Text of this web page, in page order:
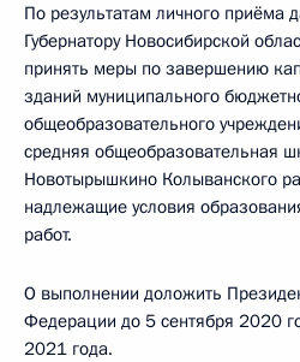
По результатам личного приёма
Губернатору Новосибирской
принять меры по завершению
зданий муниципального
общеобразовательного
средняя общеобразовательная
Новотырышкино Колыванского
надлежащие условия
работ.
О выполнении доложить
Федерации до 5 сентября 2020
2021 года.